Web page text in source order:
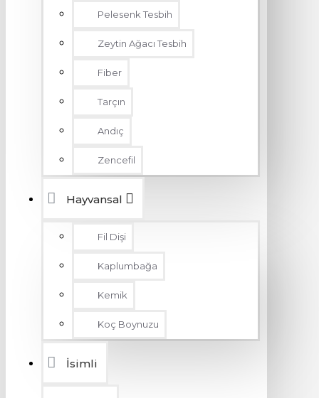
Pelesenk Tesbih
Zeytin Ağacı Tesbih
Fiber
Tarçın
Andıç
Zencefil
Hayvansal
Fil Dişi
Kaplumbağa
Kemik
Koç Boynuzu
İsimli